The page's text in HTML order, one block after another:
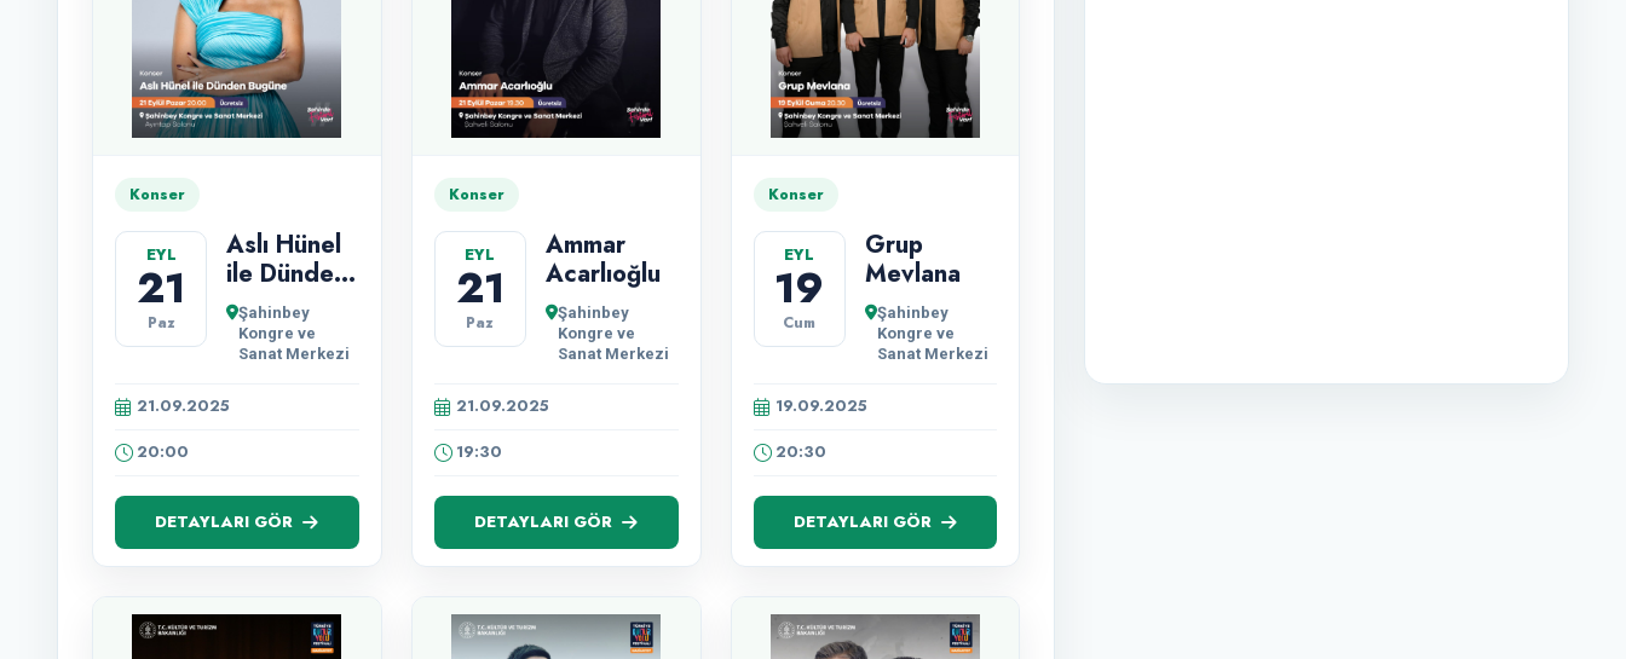
Konser
EYL
21
Paz
Aslı Hünel
ile Dünden
Bugüne
Şahinbey
Kongre ve
Sanat Merkezi
21.09.2025
20:00
DETAYLARI GÖR
Konser
EYL
21
Paz
Ammar
Acarlıoğlu
Şahinbey
Kongre ve
Sanat Merkezi
21.09.2025
19:30
DETAYLARI GÖR
Konser
EYL
19
Cum
Grup
Mevlana
Şahinbey
Kongre ve
Sanat Merkezi
19.09.2025
20:30
DETAYLARI GÖR